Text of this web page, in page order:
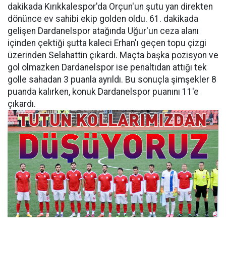
dakikada Kırıkkalespor'da Orçun'un şutu yan direkten
dönünce ev sahibi ekip golden oldu. 61. dakikada
gelişen Dardanelspor atağında Uğur'un ceza alanı
içinden çektiği şutta kaleci Erhan'ı geçen topu çizgi
üzerinden Selahattin çıkardı. Maçta başka pozisyon ve
gol olmazken Dardanelspor ise penaltıdan attığı tek
golle sahadan 3 puanla ayrıldı. Bu sonuçla şimşekler 8
puanda kalırken, konuk Dardanelspor puanını 11'e
çıkardı.